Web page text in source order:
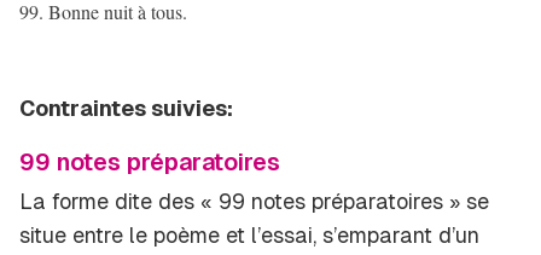
99. Bonne nuit à tous.
Contraintes suivies:
99 notes préparatoires
La forme dite des « 99 notes préparatoires » se
situe entre le poème et l’essai, s’emparant d’un